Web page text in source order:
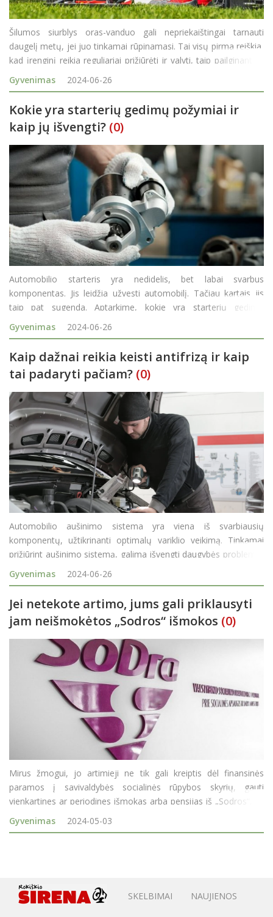
Šilumos siurblys oras-vanduo gali nepriekaištingai tarnauti
daugelį metų, jei juo tinkamai rūpinamasi. Tai visų pirma reiškia,
kad įrenginį reikia reguliariai prižiūrėti ir valyti, taip pailginant jo
tarnavimo laiką. Tačiau ne visi žino, kaip tai padaryti. Laimei, ši
uždu
Gyvenimas 2024-06-26
Kokie yra starterių gedimų požymiai ir
kaip jų išvengti? (0)
Automobilio starteris yra nedidelis, bet labai svarbus
komponentas. Jis leidžia užvesti automobilį. Tačiau kartais jis
taip pat sugenda. Aptarkime, kokie yra starterių gedimų
požymiai ir kaip jų išvengti? Starterio gedimas. Kas dažniausiai
jame sugenda? Atpažinti starterio gedim
Gyvenimas 2024-06-26
Kaip dažnai reikia keisti antifrizą ir kaip
tai padaryti pačiam? (0)
Automobilio aušinimo sistema yra viena iš svarbiausių
komponentų, užtikrinanti optimalų variklio veikimą. Tinkamai
prižiūrint aušinimo sistemą, galima išvengti daugybės problemų,
kurios gali kilti dėl variklio perkaitimo ar kitų gedimų. Vienas iš
pagrindinių au&sca
Gyvenimas 2024-06-26
Jei netekote artimo, jums gali priklausyti
jam neišmokėtos „Sodros“ išmokos (0)
Mirus žmogui, jo artimieji ne tik gali kreiptis dėl finansinės
paramos į savivaldybės socialinės rūpybos skyrių, gauti
vienkartines ar periodines išmokas arba pensijas iš „Sodros“. Jei
mirusiajam buvo skirtos „Sodros“ išmokos ar kompensacijos,
tačiau jos
Gyvenimas 2024-05-03
SKELBIMAI NAUJIENOS